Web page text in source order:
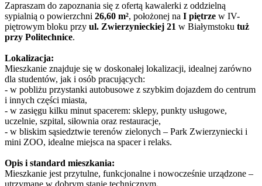
Zapraszam do zapoznania się z ofertą kawalerki z oddzielną
sypialnią o powierzchni 26,60 m², położonej na I piętrze w IV-
piętrowym bloku przy ul. Zwierzynieckiej 21 w Białymstoku tuż
przy Politechnice.
Lokalizacja:
Mieszkanie znajduje się w doskonałej lokalizacji, idealnej zarówno
dla studentów, jak i osób pracujących:
- w pobliżu przystanki autobusowe z szybkim dojazdem do centrum
i innych części miasta,
- w zasięgu kilku minut spacerem: sklepy, punkty usługowe,
uczelnie, szpital, siłownia oraz restauracje,
- w bliskim sąsiedztwie terenów zielonych – Park Zwierzyniecki i
mini ZOO, idealne miejsca na spacer i relaks.
Opis i standard mieszkania:
Mieszkanie jest przytulne, funkcjonalne i nowocześnie urządzone –